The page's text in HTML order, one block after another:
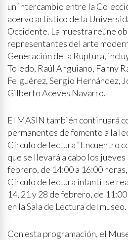
un intercambio entre la
acervo artístico de la
Occidente. La muestra reúne
representantes del arte
Generación de la Ruptura,
Toledo, Raúl Anguiano, Fanny
Felguérez, Sergio Hernández,
Gilberto Aceves Navarro.
El MASIN también continuará
permanentes de fomento a la
Círculo de lectura “Encuentro
que se llevará a cabo los jueves
febrero, de 14:00 a 16:00
Círculo de lectura infantil se
14, 21 y 28 de febrero, de
en la Sala de Lectura del museo.
Con esta programación, el